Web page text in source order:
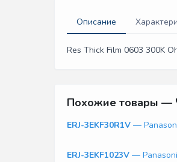
Описание
Res Thick Film 0603 300K
Похожие товары —
ERJ-3EKF30R1V —
ERJ-3EKF1023V —